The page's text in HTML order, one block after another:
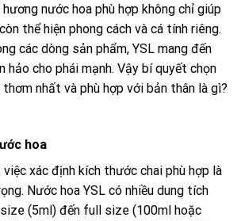
nước hoa phù hợp không chỉ giúp
thể hiện phong cách và cá tính riêng.
các dòng sản phẩm, YSL mang đến
hảo cho phái mạnh. Vậy bí quyết chọn
thơm nhất và phù hợp với bản thân là gì?
hoa
việc xác định kích thước chai phù hợp là
Nước hoa YSL có nhiều dung tích
(5ml) đến full size (100ml hoặc